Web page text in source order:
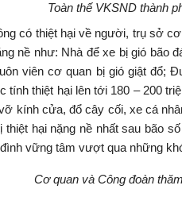
Toàn thế VKSND thành
có thiệt hại về người, trụ sở
nề như: Nhà để xe bị gió bão
viên cơ quan bị gió giật đổ;
tính thiệt hại lên tới 180 – 200
kính cửa, đổ cây cối, xe cá
thiệt hại nặng nề nhất sau bão
vững tâm vượt qua những
Cơ quan và Công đoàn